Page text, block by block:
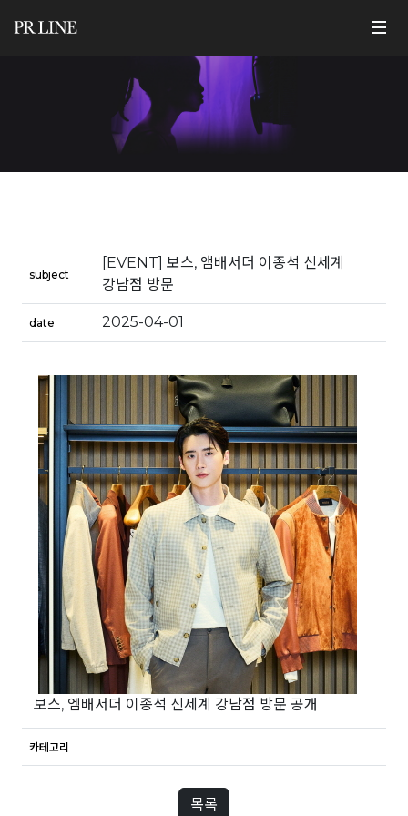
subject
[EVENT] 보스, 앰배서더 이종석 신세계
강남점 방문
date 2025-04-01
보스, 엠배서더 이종석 신세계 강남점 방문 공개
카테고리
목록